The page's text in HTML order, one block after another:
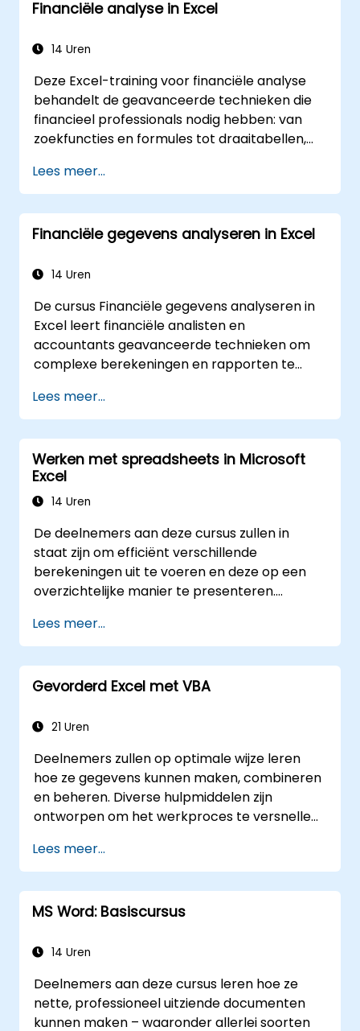
Financiële analyse in Excel
14 Uren
Deze Excel-training voor financiële analyse
behandelt de geavanceerde technieken die
financieel professionals nodig hebben: van
zoekfuncties en formules tot draaitabellen,
externe gegevens en analyses van effecten.
De cursus gaat in op praktische methoden
om de tijdwaarde van geld te bepalen,
markttrends te identificeren, financiële
volledige analytische hulpmiddelenpakket
berekeningen en rapportage.
Lees meer...
Financiële gegevens analyseren in Excel
14 Uren
De cursus Financiële gegevens analyseren in
Excel leert financiële analisten en
accountants geavanceerde technieken om
complexe berekeningen en rapporten te
basisprincipes van financiële functies, INDEX-
MATCH-zoekopdrachten, databasevragen,
PivotTables en PivotCharts, evenals het
integreren van externe gegevens. Daarnaast
gaat het dieper in op Goal Seek, Solver, de
Analysis ToolPak en VBA-macros, waarmee
geautomatiseerd. Deze kennis helpt
professionals om onbewerkte cijfers om te
zetten in bruikbare financiële inzichten en
nauwkeurige voorspellingen voor strategisch
planningsproces.
Lees meer...
Werken met spreadsheets in Microsoft
Excel
14 Uren
De deelnemers aan deze cursus zullen in
staat zijn om efficiënt verschillende
berekeningen uit te voeren en deze op een
overzichtelijke manier te presenteren.
toepassen die het maken van spreadsheets
vergemakkelijken en versnellen, evenals hoe
ze berekeningen en resultaten kunnen
beschermen tegen onbevoegde personen.
Lees meer...
Gevorderd Excel met VBA
21 Uren
Deelnemers zullen op optimale wijze leren
hoe ze gegevens kunnen maken, combineren
en beheren. Diverse hulpmiddelen zijn
ontworpen om het werkproces te versnellen;
de gangbare methoden en stellen u in staat
een applicatie te ontwerpen die nieuwe taken
kan uitvoeren.
Lees meer...
MS Word: Basiscursus
14 Uren
Deelnemers aan deze cursus leren hoe ze
nette, professioneel uitziende documenten
kunnen maken – waaronder allerlei soorten